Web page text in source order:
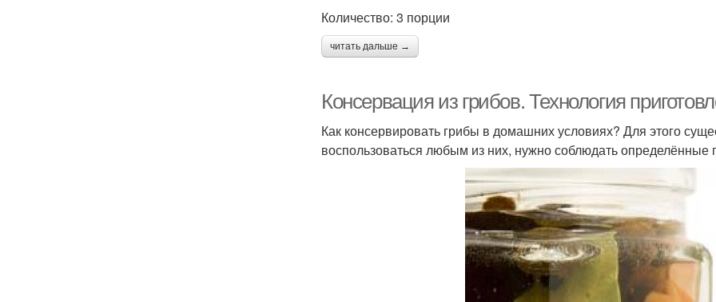
Количество: 3 порции
читать дальше →
Консервация из грибов. Технология
Как консервировать грибы в домашних условиях? Для этого
воспользоваться любым из них, нужно соблюдать